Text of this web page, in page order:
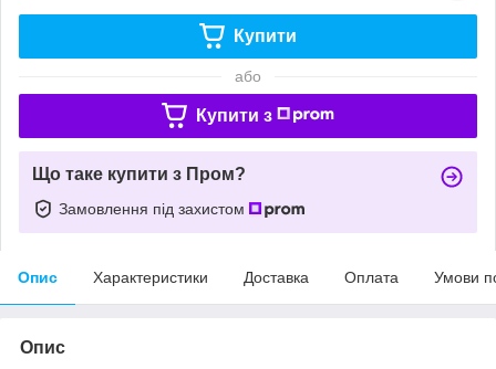
Купити
або
Купити з
Що таке купити з Пром?
Замовлення під захистом
Опис Характеристики Доставка Оплата Умови
Опис